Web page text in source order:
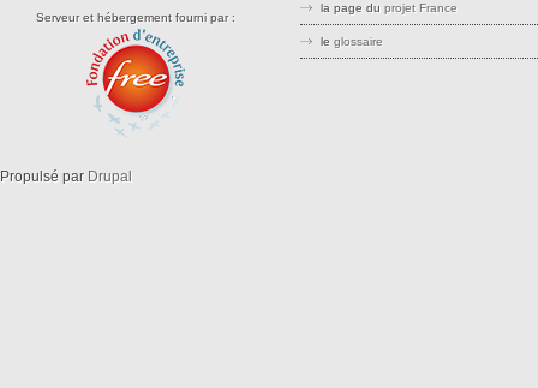
Serveur et hébergement fourni par :
Propulsé par Drupal
la page du projet France
le glossaire